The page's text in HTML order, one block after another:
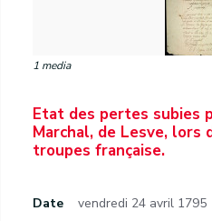
1 media
Etat des pertes subies
Marchal, de Lesve, lors
troupes française.
Date vendredi 24 avril 1795